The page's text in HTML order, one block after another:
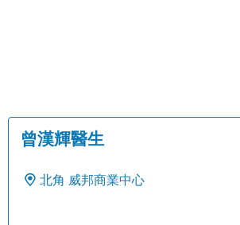
曾漢輝醫生
北角 威邦商業中心